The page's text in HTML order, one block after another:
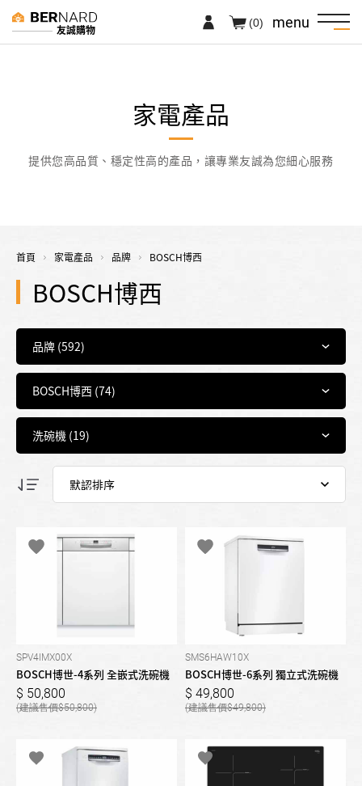
友誠購物 menu
(0)
家電產品
提供您高品質、穩定性高的產品，讓專業友誠為您細心服務
首頁 家電產品 品牌 BOSCH博西
BOSCH博西
SPV4IMX00X
BOSCH博世-4系列 全嵌式洗碗機
50,800
50,800
SMS6HAW10X
BOSCH博世-6系列 獨立式洗碗機
49,800
49,800